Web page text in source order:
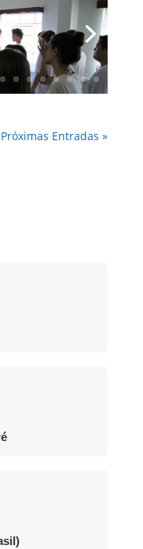
Próximas Entradas »